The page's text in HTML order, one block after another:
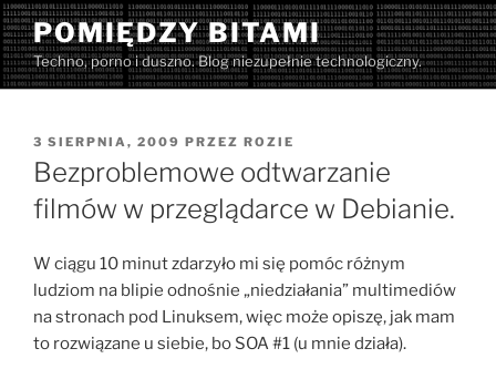
Przejdź
do
treści
POMIĘDZY BITAMI
Techno, porno i duszno. Blog niezupełnie technologiczny.
OPUBLIKOWANE
W
3 SIERPNIA, 2009 PRZEZ ROZIE
Bezproblemowe odtwarzanie
filmów w przeglądarce w Debianie.
W ciągu 10 minut zdarzyło mi się pomóc różnym
ludziom na blipie odnośnie „niedziałania” multimediów
na stronach pod Linuksem, więc może opiszę, jak mam
to rozwiązane u siebie, bo SOA #1 (u mnie działa).